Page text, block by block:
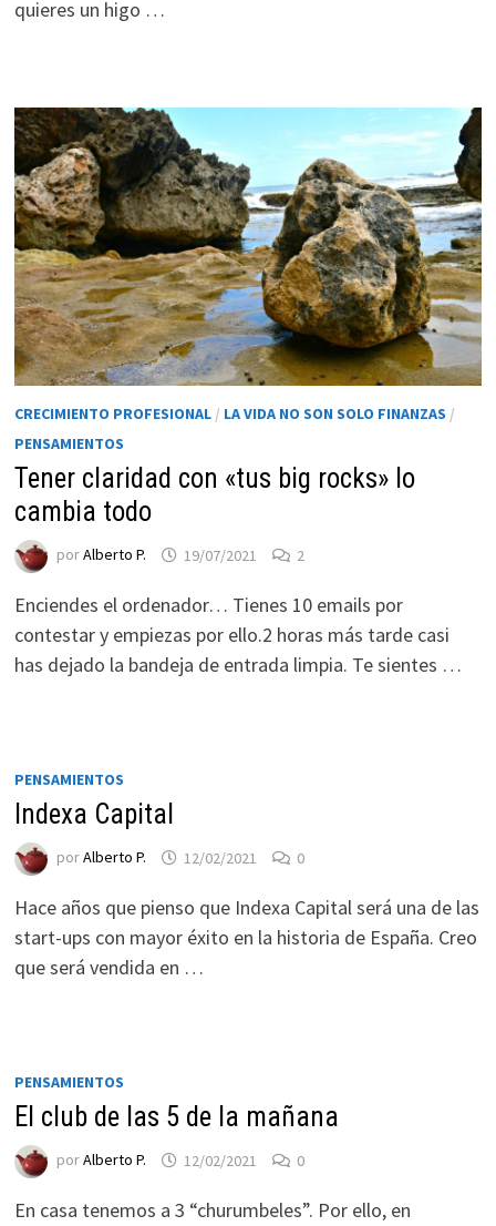
quieres un higo …
CRECIMIENTO PROFESIONAL/ LA VIDA NO SON SOLO FINANZAS /
PENSAMIENTOS
Tener claridad con «tus big rocks» lo
cambia todo
porAlberto P. 19/07/2021 2
Enciendes el ordenador… Tienes 10 emails por
contestar y empiezas por ello.2 horas más tarde casi
has dejado la bandeja de entrada limpia. Te sientes …
PENSAMIENTOS
Indexa Capital
porAlberto P. 12/02/2021 0
Hace años que pienso que Indexa Capital será una de las
start-ups con mayor éxito en la historia de España. Creo
que será vendida en …
PENSAMIENTOS
El club de las 5 de la mañana
porAlberto P. 12/02/2021 0
En casa tenemos a 3 “churumbeles”. Por ello, en